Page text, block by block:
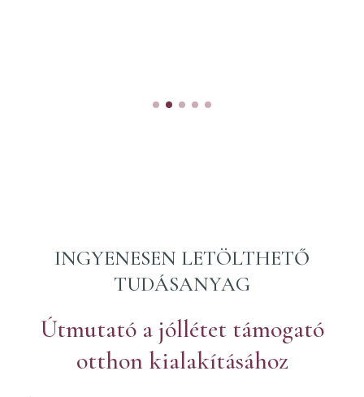
INGYENESEN LETÖLTHETŐ
TUDÁSANYAG
Útmutató a jóllétet támogató
otthon kialakításához